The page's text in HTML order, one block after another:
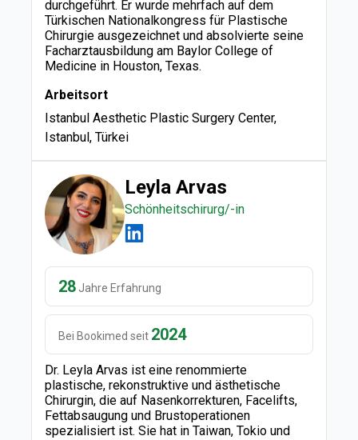
durchgeführt. Er wurde mehrfach auf dem
Türkischen Nationalkongress für Plastische
Chirurgie ausgezeichnet und absolvierte seine
Facharztausbildung am Baylor College of
Medicine in Houston, Texas.
Arbeitsort
Istanbul Aesthetic Plastic Surgery Center,
Istanbul, Türkei
Leyla Arvas
Schönheitschirurg/-in
28 Jahre Erfahrung
Bei Bookimed seit 2024
Dr. Leyla Arvas ist eine renommierte
plastische, rekonstruktive und ästhetische
Chirurgin, die auf Nasenkorrekturen, Facelifts,
Fettabsaugung und Brustoperationen
spezialisiert ist. Sie hat in Taiwan, Tokio und